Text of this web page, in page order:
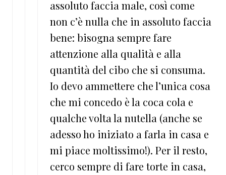
assoluto faccia male, così come
non c’è nulla che in assoluto faccia
bene: bisogna sempre fare
attenzione alla qualità e alla
quantità del cibo che si consuma.
Io devo ammettere che l’unica cosa
che mi concedo è la coca cola e
qualche volta la nutella (anche se
adesso ho iniziato a farla in casa e
mi piace moltissimo!). Per il resto,
cerco sempre di fare torte in casa,